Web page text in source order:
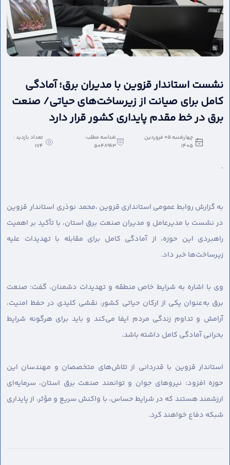
نشست استاندار قزوین با مدیران برق؛ آمادگی
کامل برای صیانت از زیرساخت‌های حیاتی/ صنعت
برق در خط مقدم پایداری کشور قرار دارد
چهارشنبه 05 فروردین
1405
شناسه مطلب:
5048963
تعداد بازدید :
174
.
به گزارش روابط عمومی استانداری قزوین ،محمد نوذری استاندار قزوین
در نشست با مدیرعامل و مدیران صنعت برق استان، با تأکید بر اهمیت
راهبردی این حوزه، از آمادگی کامل برای مقابله با تهدیدات علیه
زیرساخت‌ها خبر داد.
وی با اشاره به شرایط خاص منطقه و تهدیدات دشمنان، گفت: صنعت
برق به‌عنوان یکی از ارکان حیاتی کشور، نقشی کلیدی در حفظ امنیت،
آرامش و تداوم زندگی مردم ایفا می‌کند و باید برای هرگونه شرایط
بحرانی آمادگی کامل داشته باشد.
استاندار قزوین با قدردانی از تلاش‌های متخصصان و مهندسان این
حوزه افزود: نیروهای جوان و توانمند صنعت برق استان، سرمایه‌ای
ارزشمند هستند که در شرایط حساس، با واکنش سریع و مؤثر، از پایداری
شبکه دفاع خواهند کرد.